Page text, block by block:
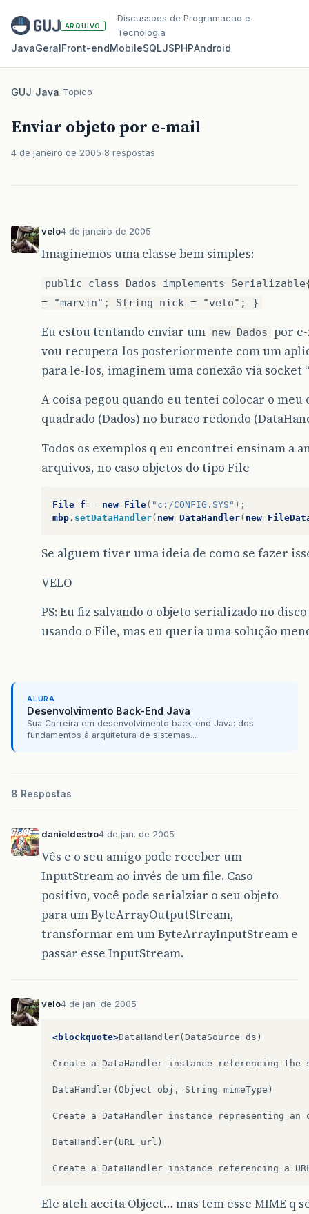
ARQUIVO
Discussoes de Programacao e
Tecnologia
JavaGeralFront‑endMobileSQLJSPHPAndroid
GUJ/Java/Topico
Enviar objeto por e-mail
4 de janeiro de 2005 8 respostas
velo4 de janeiro de 2005
Imaginemos uma classe bem simples:
public class Dados implements
= "marvin"; String nick = "velo"; }
Eu estou tentando enviar um new Dados
por
vou recupera-los posteriormente com um
para le-los, imaginem uma conexão via socket
A coisa pegou quando eu tentei colocar o meu
quadrado (Dados) no buraco redondo
Todos os exemplos q eu encontrei ensinam a
arquivos, no caso objetos do tipo File
File f = new File( "c:/CONFIG.SYS" );
mbp . setDataHandler( new DataHandler( new
Se alguem tiver uma ideia de como se fazer
VELO
PS: Eu fiz salvando o objeto serializado no
usando o File, mas eu queria uma solução
ALURA
Desenvolvimento Back-End Java
Sua Carreira em desenvolvimento back-end Java: dos
fundamentos à arquitetura de sistemas...
8 Respostas
danieldestro4 de jan. de 2005
Vês e o seu amigo pode receber um
InputStream ao invés de um file. Caso
positivo, você pode serialziar o seu objeto
para um ByteArrayOutputStream,
transformar em um ByteArrayInputStream e
passar esse InputStream.
velo4 de jan. de 2005
<blockquote>DataHandler(DataSource ds)
Create a DataHandler instance referencing the
DataHandler(Object obj, String mimeType)
Create a DataHandler instance representing an
DataHandler(URL url)
Create a DataHandler instance referencing a
Ele ateh aceita Object… mas tem esse MIME q